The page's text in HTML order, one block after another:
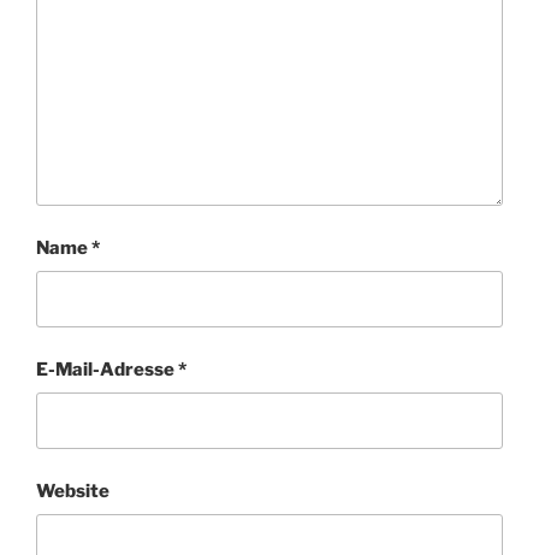
Name*
E-Mail-Adresse*
Website